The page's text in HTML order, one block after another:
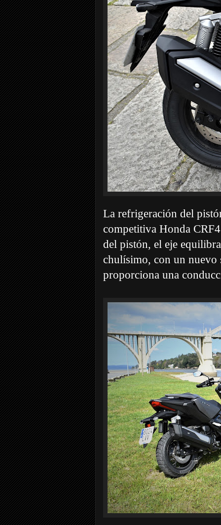
La refrigeración del
competitiva Honda
del pistón, el eje
chulísimo, con un nuevo
proporciona una